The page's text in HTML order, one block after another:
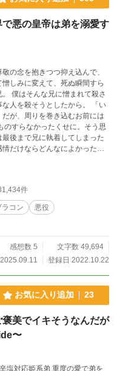
悪の皇帝は弟を溺愛す
の念を抱きつつ抑え込んで、
しみに変えて、死ぬ瞬間すら
さ
を殺そうとしたから。 「い
が、周りを巻き込むお前には
後まで兄に執着してしまった
だけならどんなによかった
ものでもない。 僕ができ
違う苦痛な表情を引き出させ
ではなく、兄の愛した人へ手
でも本当の想い
ってと願い、言葉にしたこと
た兄の表情の変化に、自分が
なのに、僕はまた
った。僕には無縁とも言えた愛
くはいかないし、喋る猫が気
も言われた兄は一度目とは違
………一体何がどうなってる
件
ラコン
悪役
感想数 5
文字数 49,694
登録日 2022.10.22
お気に入り追加 23
美でイキそうなんだが
〜
弟 重度の愛で弟を